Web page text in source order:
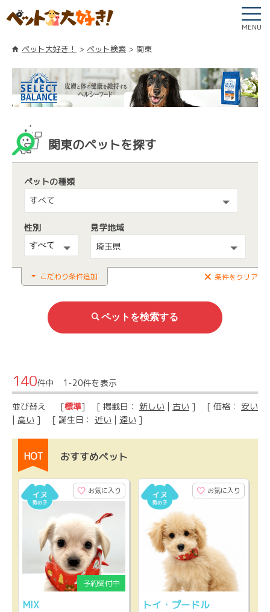
MENU
ペット大好き！ ペット検索 関東
関東のペットを探す
ペットの種類
すべて
性別
見学地域
埼玉県
こだわり条件追加 条件をクリア
140件中 1-20件を表示
並び替え [標準] [ 掲載日： 新しい | 古い ] [ 価格： 安い
| 高い ] [ 誕生日： 近い | 遠い ]
HOT おすすめペット
お気に入り
MIX
お気に入り
トイ・プードル